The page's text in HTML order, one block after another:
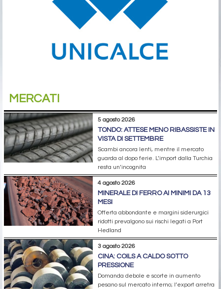
MERCATI
5 agosto 2026
TONDO: ATTESE MENO RIBASSISTE IN
VISTA DI SETTEMBRE
Scambi ancora lenti, mentre il mercato
guarda al dopo ferie. L’import dalla Turchia
resta un’incognita
4 agosto 2026
MINERALE DI FERRO AI MINIMI DA 13
MESI
Offerta abbondante e margini siderurgici
ridotti prevalgono sui rischi legati a Port
Hedland
3 agosto 2026
CINA: COILS A CALDO SOTTO
PRESSIONE
Domanda debole e scorte in aumento
pesano sul mercato interno; l’export arretra